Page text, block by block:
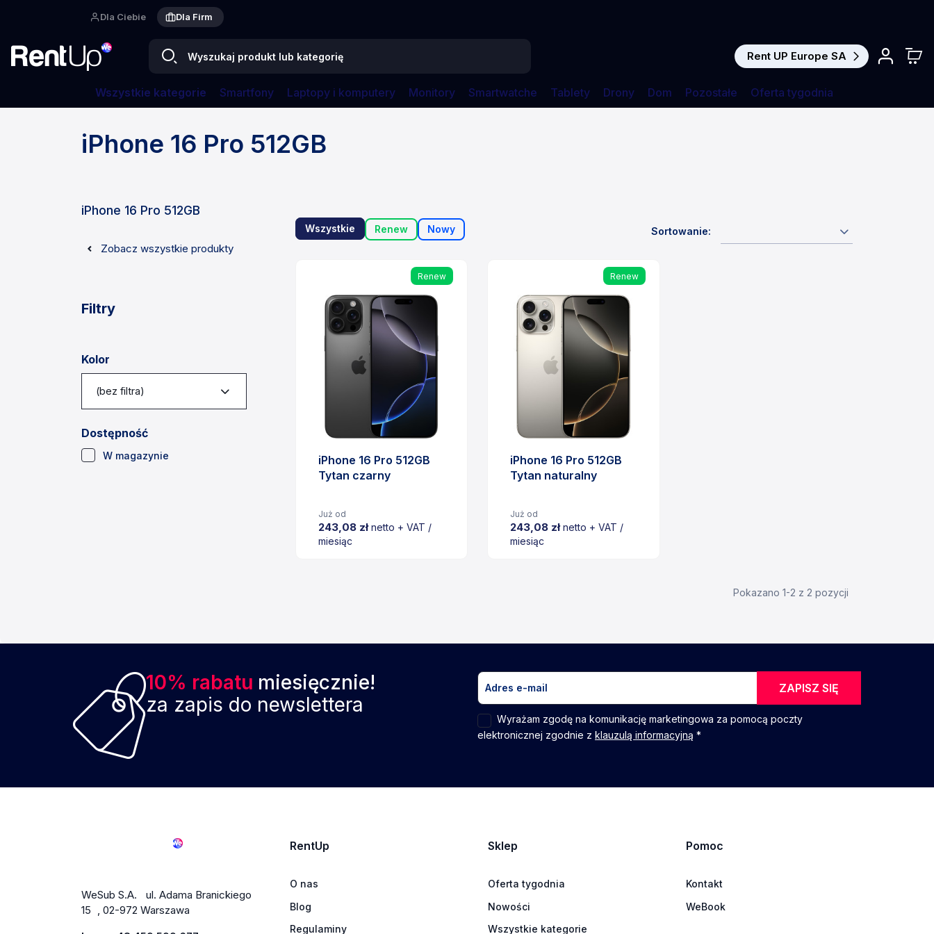
Rent UP Europe SA
Wszystkie kategorie Smartfony Laptopy i komputery Monitory Smartwatche Tablety Drony Dom Pozostałe Oferta tygodnia
Dla Ciebie Dla Firm
Strona główna Smartfony Apple iPhone 16 iPhone 16 Pro iPhone 16 Pro 512GB
iPhone 16 Pro 512GB
iPhone 16 Pro 512GB
Zobacz wszystkie produkty
Filtry
Kolor
(bez filtra)
Dostępność
W magazynie
Wszystkie Renew Nowy Sortowanie:
Renew
iPhone 16 Pro 512GB
Tytan czarny
Już od
243,08 złnetto + VAT /
miesiąc
Renew
iPhone 16 Pro 512GB
Tytan naturalny
Już od
243,08 złnetto + VAT /
miesiąc
Pokazano 1-2 z 2 pozycji
10% rabatu miesięcznie!
za zapis do newslettera
ZAPISZ SIĘ
Wyrażam zgodę na komunikację marketingowa za pomocą poczty
elektronicznej zgodnie z klauzulą informacyjną *
WeSub S.A. ul. Adama Branickiego
15 , 02-972 Warszawa
RentUp
O nas
Blog
Regulaminy
Sklep
Oferta tygodnia
Nowości
Wszystkie kategorie
Pomoc
Kontakt
WeBook